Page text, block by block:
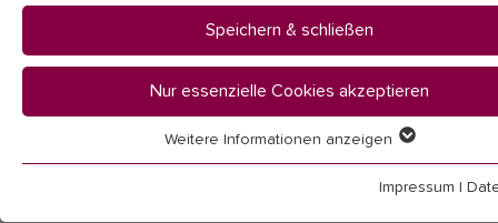
Infos für Studieninteressierte
Infoveranstaltungen zum Studium
Infoveranstaltungen zum
Studium
Speichern & schließen
Nur essenzielle Cookies akzeptieren
Essenzielle Cookies werden für grundlegende Funktionen der
Weitere Informationen anzeigen
Impressum